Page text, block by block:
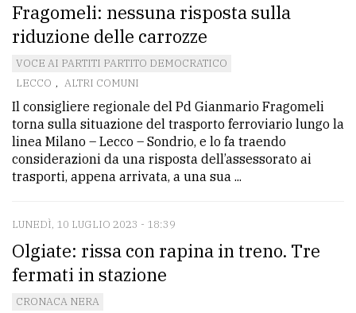
Fragomeli: nessuna risposta sulla
riduzione delle carrozze
VOCE AI PARTITI PARTITO DEMOCRATICO
LECCO , ALTRI COMUNI
Il consigliere regionale del Pd Gianmario Fragomeli
torna sulla situazione del trasporto ferroviario lungo la
linea Milano – Lecco – Sondrio, e lo fa traendo
considerazioni da una risposta dell’assessorato ai
trasporti, appena arrivata, a una sua ...
LUNEDÌ, 10 LUGLIO 2023 - 18:39
Olgiate: rissa con rapina in treno. Tre
fermati in stazione
CRONACA NERA